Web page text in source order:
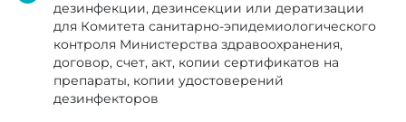
дезинфекции, дезинсекции или дератизации
для Комитета санитарно-эпидемиологического
контроля Министерства здравоохранения,
договор, счет, акт, копии сертификатов на
препараты, копии удостоверений
дезинфекторов